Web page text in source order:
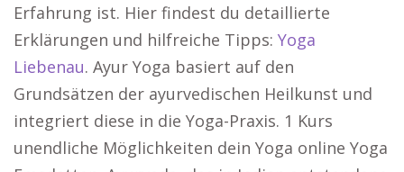
Erfahrung ist. Hier findest du detaillierte
Erklärungen und hilfreiche Tipps: Yoga
Liebenau. Ayur Yoga basiert auf den
Grundsätzen der ayurvedischen Heilkunst und
integriert diese in die Yoga-Praxis. 1 Kurs
unendliche Möglichkeiten dein Yoga online Yoga